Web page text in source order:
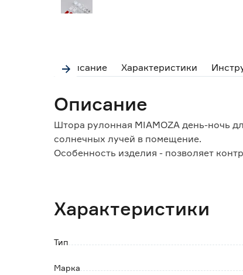
Описание Характеристики
Описание
Штора рулонная MIAMOZA день-ночь
солнечных лучей в помещение.
Особенность изделия - позволяет
ограничивая доступ наружного света в
Отличие от обычных тканевых ролет -
полупрозрачного и непрозрачного
Характеристики
Тип
Марка